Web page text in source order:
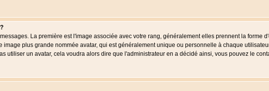
La première est l'image associée avec votre rang, généralement elles prennent la forme
plus grande nommée avatar, qui est généralement unique ou personnelle à chaque
utiliser un avatar, cela voudra alors dire que l'administrateur en a décidé ainsi, vous pouvez le